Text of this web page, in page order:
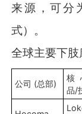
来源，可分
式）。
全球主要下
公司 (总部)
核
品/